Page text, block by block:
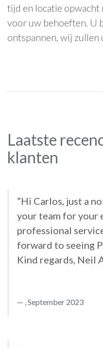
tijd en locatie
voor uw behoeften. U
ontspannen, wij zullen
Laatste
klanten
”Hi Carlos, just a
your team for your
professional
forward to seeing
Kind regards, Neil
, September 2023